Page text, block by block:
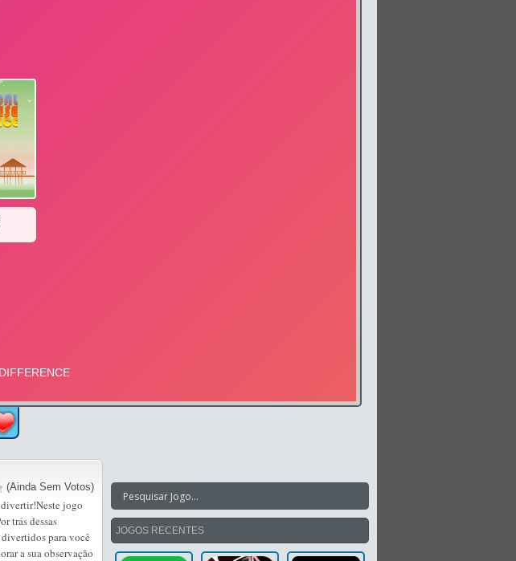
(Ainda Sem Votos)
divertir!Neste jogo
trás dessas
divertidos para você
a sua observação
JOGOS RECENTES